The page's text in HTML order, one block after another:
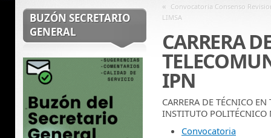
« Convocatoria Consenso
LIMSA
CARRERA
IPN
CARRERA DE TÉCNICO
INSTITUTO
Convocatoria
BUZÓN SECRETARIO
GENERAL